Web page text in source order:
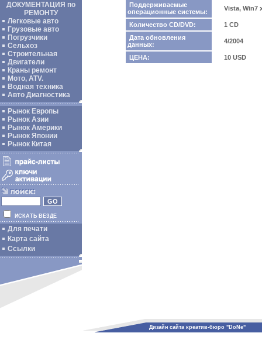
ДОКУМЕНТАЦИЯ по
РЕМОНТУ
Легковые авто
Грузовые авто
Погрузчики
Сельхоз
Строительная
Двигатели
Краны ремонт
Мото, ATV.
Водная техника
Авто Диагностика
Рынок Европы
Рынок Азии
Рынок Америки
Рынок Японии
Рынок Китая
ИСКАТЬ ВЕЗДЕ
Для печати
Карта сайта
Ссылки
Поддерживаемые
операционные системы:
Vista, Win7
Количество CD/DVD:
1 CD
Дата обновления
данных:
4/2004
ЦЕНА: 10 USD
Дизайн сайта креатив-бюро "DoNe"